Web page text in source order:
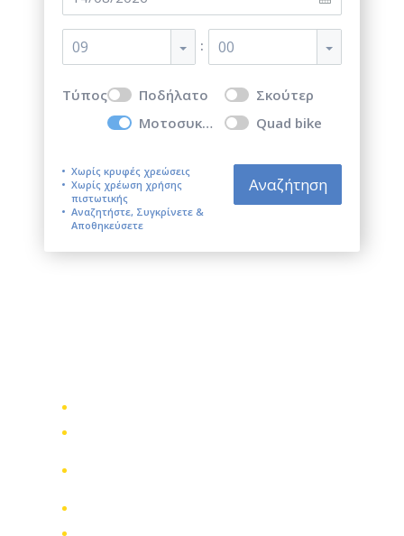
09 : 00
Τύπος Ποδήλατο
Σκούτερ
Μοτοσυκλέτα
Quad bike
Χωρίς κρυφές χρεώσεις
Χωρίς χρέωση χρήσης
πιστωτικής
Αναζητήστε, Συγκρίνετε &
Αποθηκεύσετε
Αναζήτηση